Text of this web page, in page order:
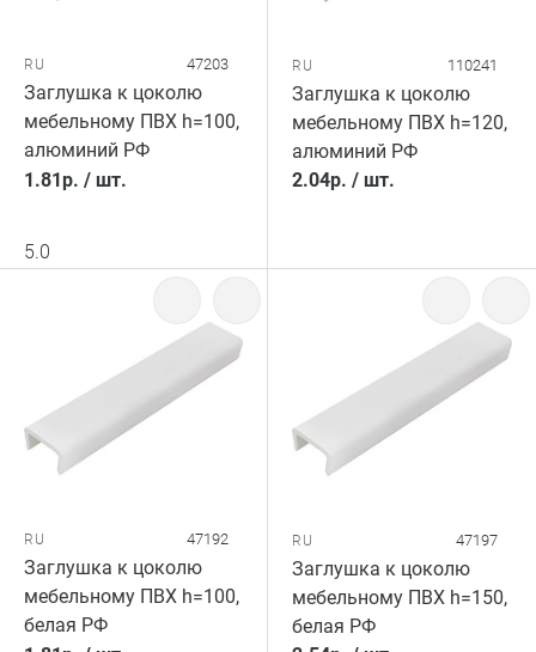
RU 47203
Заглушка к цоколю
мебельному ПВХ h=100,
алюминий РФ
1.81р. / шт.
5.0
RU 110241
Заглушка к цоколю
мебельному ПВХ h=120,
алюминий РФ
2.04р. / шт.
RU 47192
Заглушка к цоколю
мебельному ПВХ h=100,
белая РФ
RU 47197
Заглушка к цоколю
мебельному ПВХ h=150,
белая РФ